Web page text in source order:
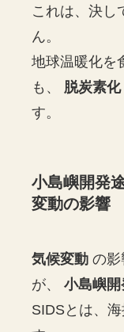
これは、決し
ん。
地球温暖化を
も、 脱炭素化
す。
小島嶼開発
変動の影響
気候変動 の影
が、小島嶼開
SIDSとは、